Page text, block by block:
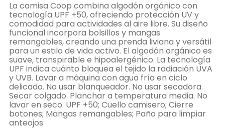
La camisa Coop combina algodón orgánico con
tecnología UPF +50, ofreciendo protección UV y
comodidad para actividades al aire libre. Su diseño
funcional incorpora bolsillos y mangas
remangables, creando una prenda liviana y versátil
para un estilo de vida activo. El algodón orgánico es
suave, transpirable e hipoalergénico. La tecnología
UPF indica cuánto bloquea el tejido la radiación UVA
y UVB. Lavar a máquina con agua fría en ciclo
delicado. No usar blanqueador. No usar secadora.
Secar colgado. Planchar a temperatura media. No
lavar en seco. UPF +50; Cuello camisero; Cierre
botones; Mangas remangables; Paño para limpiar
anteojos.